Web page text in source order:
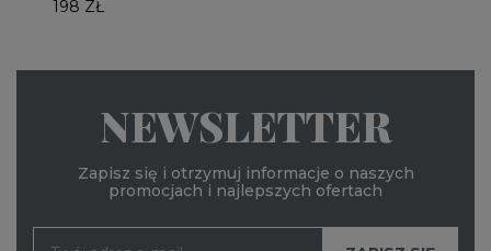
198 ZŁ
NEWSLETTER
Zapisz się i otrzymuj informacje o naszych
promocjach i najlepszych ofertach